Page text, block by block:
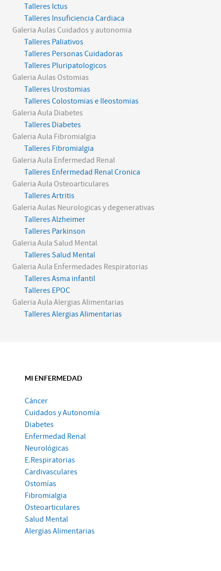
Talleres Ictus
Talleres Insuficiencia Cardiaca
Galeria Aulas Cuidados y autonomia
Talleres Paliativos
Talleres Personas Cuidadoras
Talleres Pluripatologicos
Galeria Aulas Ostomias
Talleres Urostomias
Talleres Colostomias e Ileostomias
Galeria Aula Diabetes
Talleres Diabetes
Galeria Aula Fibromialgia
Talleres Fibromialgia
Galeria Aula Enfermedad Renal
Talleres Enfermedad Renal Cronica
Galeria Aula Osteoarticulares
Talleres Artritis
Galeria Aulas Neurologicas y degenerativas
Talleres Alzheimer
Talleres Parkinson
Galeria Aula Salud Mental
Talleres Salud Mental
Galeria Aula Enfermedades Respiratorias
Talleres Asma infantil
Talleres EPOC
Galeria Aula Alergias Alimentarias
Talleres Alergias Alimentarias
MI ENFERMEDAD
Cáncer
Cuidados y Autonomía
Diabetes
Enfermedad Renal
Neurológicas
E.Respiratorias
Cardivasculares
Ostomías
Fibromialgia
Osteoarticulares
Salud Mental
Alergias Alimentarias